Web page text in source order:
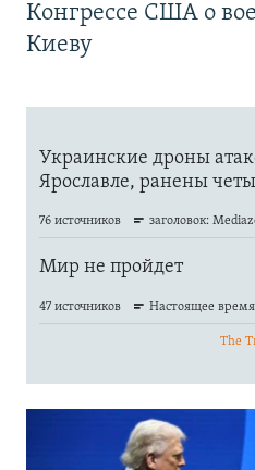
Конгрессе США о
Киеву